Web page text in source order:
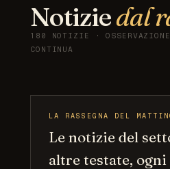
Notiziedal
180 NOTIZIE · OSSERVAZIONE
CONTINUA
LA RASSEGNA DEL
Le notizie del
altre testate, ogni